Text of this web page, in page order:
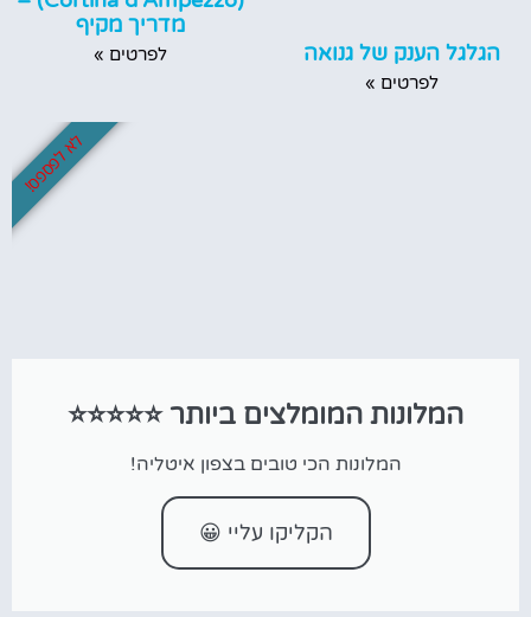
הגלגל הענק של גנואה
לפרטים »
מדריך מקיף
לפרטים »
המלונות המומלצים ביותר ⭐⭐⭐⭐⭐
המלונות הכי טובים בצפון איטליה!
הקליקו עליי 😀
לא לפספס!